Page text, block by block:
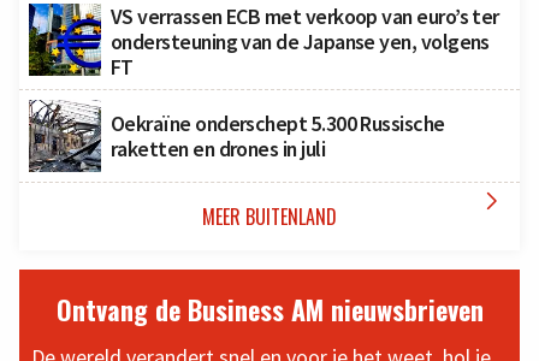
VS verrassen ECB met verkoop van euro’s ter
ondersteuning van de Japanse yen, volgens
FT
Oekraïne onderschept 5.300 Russische
raketten en drones in juli
MEER BUITENLAND 
Ontvang de Business AM nieuwsbrieven